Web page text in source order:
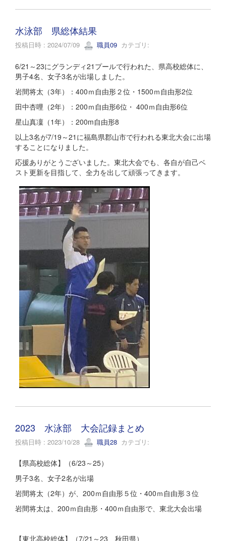
水泳部 県総体結果
投稿日時 : 2024/07/09 職員09 カテゴリ:
6/21～23にグランディ21プールで行われた、県高校総体に、
男子4名、女子3名が出場しました。
岩間将太（3年）：400ｍ自由形２位・1500ｍ自由形2位
田中杏哩（2年）：200ｍ自由形6位・ 400ｍ自由形6位
星山真凜（1年）：200m自由形8
以上3名が7/19～21に福島県郡山市で行われる東北大会に出場
することになりました。
応援ありがとうございました。東北大会でも、各自が自己ベ
スト更新を目指して、全力を出して頑張ってきます。
2023 水泳部 大会記録まとめ
投稿日時 : 2023/10/28 職員28 カテゴリ:
【県高校総体】（6/23～25）
男子3名、女子2名が出場
岩間将太（2年）が、200ｍ自由形５位・400ｍ自由形３位
岩間将太は、200ｍ自由形・400ｍ自由形で、東北大会出場
【東北高校総体】（7/21～23 秋田県）